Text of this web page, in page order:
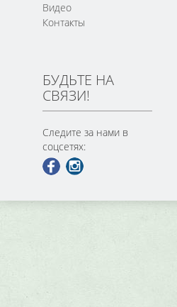
Видео
Контакты
БУДЬТЕ НА
СВЯЗИ!
Следите за нами в
соцсетях: